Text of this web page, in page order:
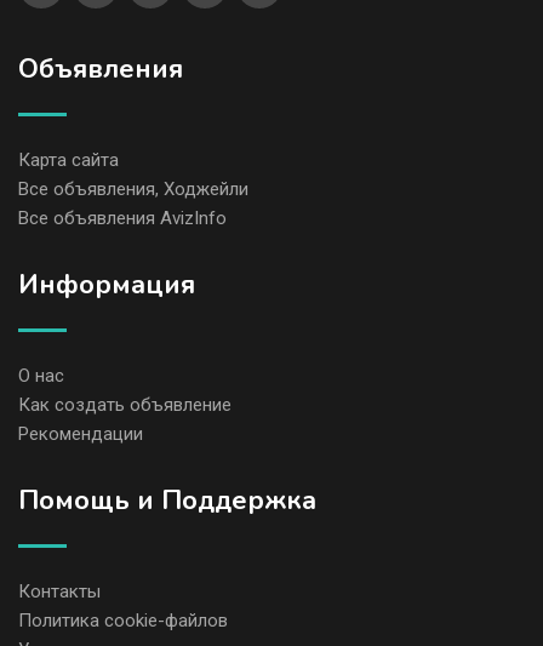
Объявления
Карта сайта
Все объявления, Ходжейли
Все объявления AvizInfo
Информация
О нас
Как создать объявление
Рекомендации
Помощь и Поддержка
Контакты
Политика cookie-файлов